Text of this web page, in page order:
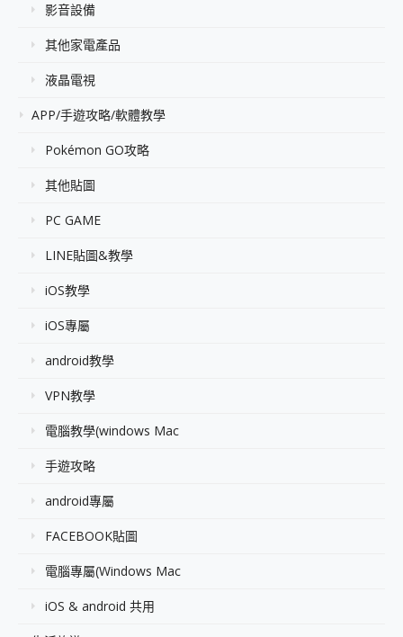
影音設備
其他家電產品
液晶電視
APP/手遊攻略/軟體教學
Pokémon GO攻略
其他貼圖
PC GAME
LINE貼圖&教學
iOS教學
iOS專屬
android教學
VPN教學
電腦教學(windows Mac
手遊攻略
android專屬
FACEBOOK貼圖
電腦專屬(Windows Mac
iOS & android 共用